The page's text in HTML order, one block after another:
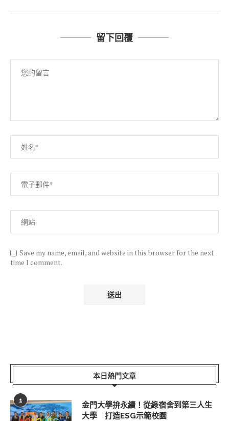
留下回覆
Save my name, email, and website in this browser for the next
time I comment.
本日熱門文章
1
金門大學拚永續！從綠宿舍到第三人生
大學 打造ESG示範校園